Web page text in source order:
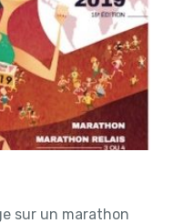
sur un marathon